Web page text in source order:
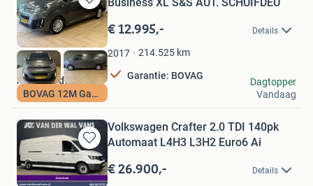
Bewaren
in
Mijn
Favorieten
BOVAG 12M Garantie
€ 12.995,- Details
2017 214.525 km
Garantie: BOVAG
Autohuis de Vaart
Vlaardingen
Dagtopper
Vandaag
Bewaren
in
Mijn
Volkswagen Crafter 2.0 TDI 140pk
Automaat L4H3 L3H2 Euro6 Ai
€ 26.900,- Details